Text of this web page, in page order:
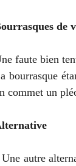
de
faute bien
bourrasque
commet un
Une autre